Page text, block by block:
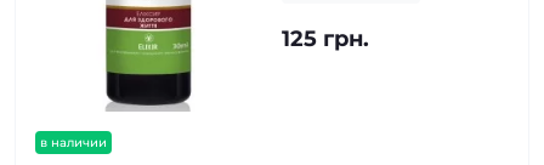
в наличии
125 грн.